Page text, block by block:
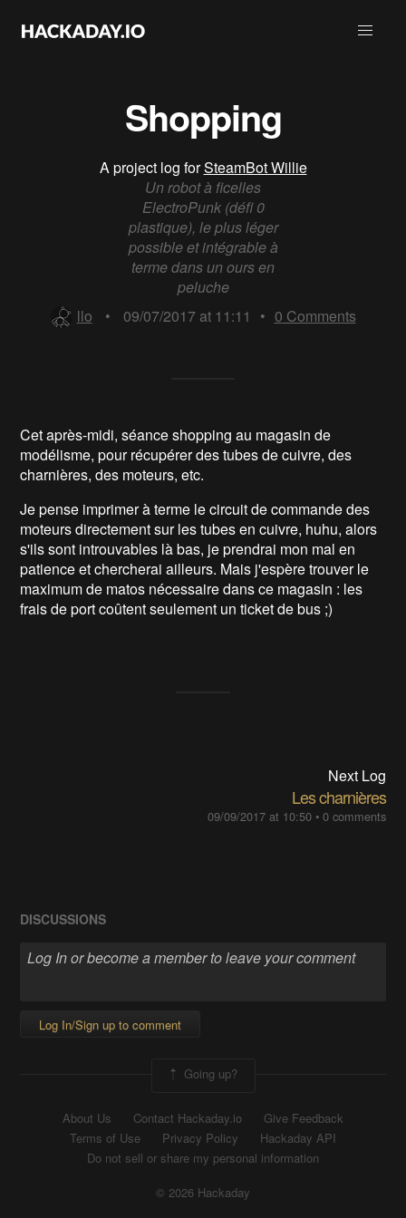
Shopping
A project log forSteamBot Willie
Un robot à ficelles
ElectroPunk (défi 0
plastique), le plus léger
possible et intégrable à
terme dans un ours en
peluche
llo
• 09/07/2017 at 11:11 • 0 Comments
Cet après-midi, séance shopping au magasin de
modélisme, pour récupérer des tubes de cuivre, des
charnières, des moteurs, etc.
Je pense imprimer à terme le circuit de commande des
moteurs directement sur les tubes en cuivre, huhu, alors
s'ils sont introuvables là bas, je prendrai mon mal en
patience et chercherai ailleurs. Mais j'espère trouver le
maximum de matos nécessaire dans ce magasin : les
frais de port coûtent seulement un ticket de bus ;)
Next Log
Les charnières
09/09/2017 at 10:50• 0 comments
DISCUSSIONS
Log In/Sign up to comment
Going up?
About Us Contact Hackaday.io
Give Feedback
Terms of Use
Privacy Policy
Hackaday API
Do not sell or share my personal information
© 2026 Hackaday